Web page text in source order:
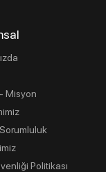
Misyon
Politikası